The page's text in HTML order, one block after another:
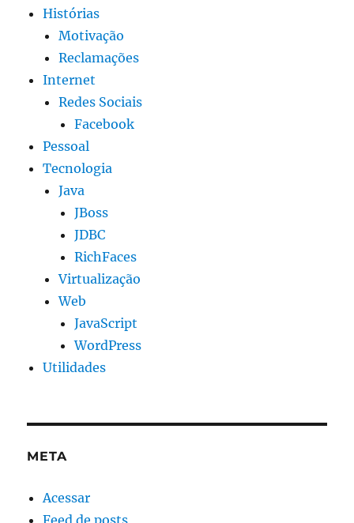
Histórias
Motivação
Reclamações
Internet
Redes Sociais
Facebook
Pessoal
Tecnologia
Java
JBoss
JDBC
RichFaces
Virtualização
Web
JavaScript
WordPress
Utilidades
META
Acessar
Feed de posts